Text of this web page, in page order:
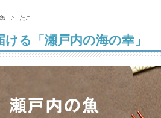
たこ
ける「瀬戸内の海の幸」